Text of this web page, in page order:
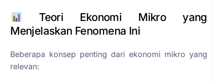
Teori Ekonomi Mikro yang
Menjelaskan Fenomena Ini
Beberapa konsep penting dari ekonomi mikro yang
relevan: